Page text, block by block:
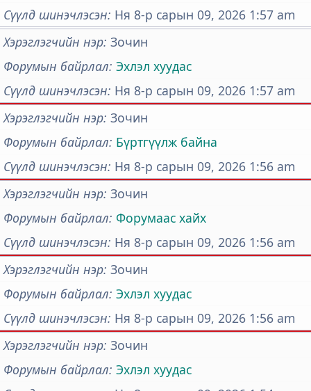
Сүүлд шинэчлэсэн Ня 8-р сарын 09, 2026 1:57 am
Хэрэглэгчийн нэр Зочин
Форумын байрлал Эхлэл хуудас
Сүүлд шинэчлэсэн Ня 8-р сарын 09, 2026 1:57 am
Хэрэглэгчийн нэр Зочин
Форумын байрлал Бүртгүүлж байна
Сүүлд шинэчлэсэн Ня 8-р сарын 09, 2026 1:56 am
Хэрэглэгчийн нэр Зочин
Форумын байрлал Форумаас хайх
Сүүлд шинэчлэсэн Ня 8-р сарын 09, 2026 1:56 am
Хэрэглэгчийн нэр Зочин
Форумын байрлал Эхлэл хуудас
Сүүлд шинэчлэсэн Ня 8-р сарын 09, 2026 1:56 am
Хэрэглэгчийн нэр Зочин
Форумын байрлал Эхлэл хуудас